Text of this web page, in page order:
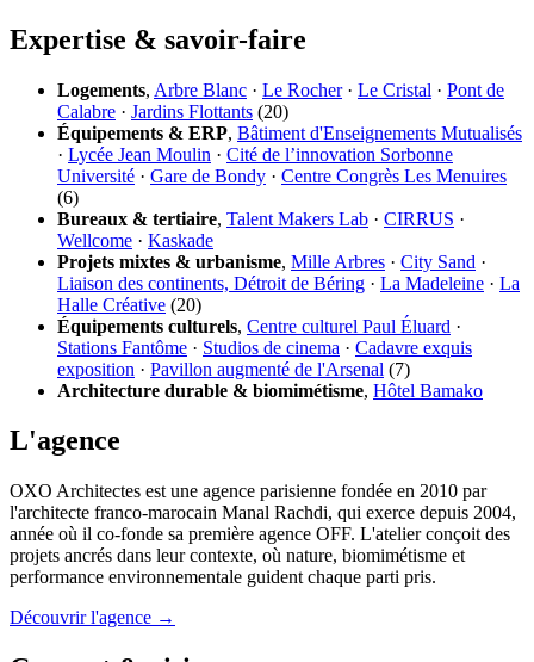
Expertise & savoir-faire
Logements, Arbre Blanc · Le Rocher· Le Cristal · Pont de
Calabre · Jardins Flottants (20)
Équipements & ERP, Bâtiment d'Enseignements Mutualisés
· Lycée Jean Moulin · Cité de l’innovation Sorbonne
Université · Gare de Bondy · Centre Congrès Les Menuires
(6)
Bureaux & tertiaire, Talent Makers Lab · CIRRUS ·
Wellcome · Kaskade
Projets mixtes & urbanisme, Mille Arbres · City Sand ·
Liaison des continents, Détroit de Béring · La Madeleine · La
Halle Créative (20)
Équipements culturels, Centre culturel Paul Éluard ·
Stations Fantôme · Studios de cinema · Cadavre exquis
exposition · Pavillon augmenté de l'Arsenal (7)
Architecture durable & biomimétisme, Hôtel Bamako
L'agence
OXO Architectes est une agence parisienne fondée en 2010 par
l'architecte franco-marocain Manal Rachdi, qui exerce depuis 2004,
année où il co-fonde sa première agence OFF. L'atelier conçoit des
projets ancrés dans leur contexte, où nature, biomimétisme et
performance environnementale guident chaque parti pris.
Découvrir l'agence →